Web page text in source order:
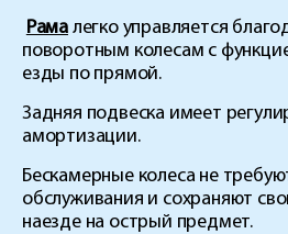
Рама легко управляется
поворотным колесам с
езды по прямой.
Задняя подвеска имеет
амортизации.
Бескамерные колеса не
обслуживания и сохраняют
наезде на острый предмет.